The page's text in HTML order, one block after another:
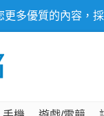
更多優質的內容，